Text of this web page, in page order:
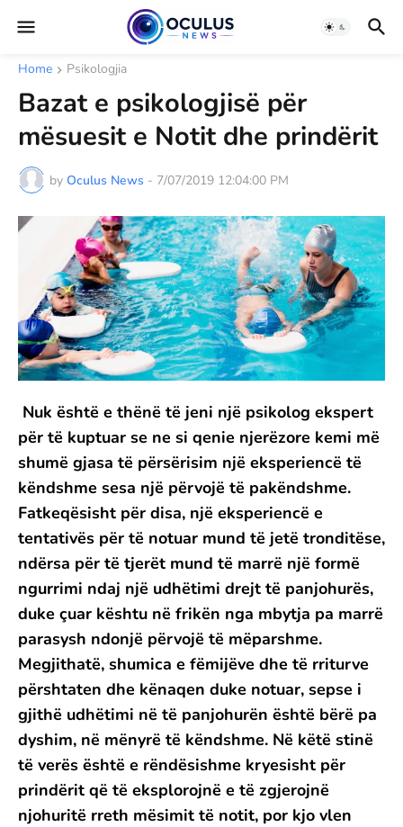
Home Psikologjia
Bazat e psikologjisë për
mësuesit e Notit dhe prindërit
by Oculus News - 7/07/2019 12:04:00 PM
Nuk është e thënë të jeni një psikolog ekspert
për të kuptuar se ne si qenie njerëzore kemi më
shumë gjasa të përsërisim një eksperiencë të
këndshme sesa një përvojë të pakëndshme.
Fatkeqësisht për disa, një eksperiencë e
tentativës për të notuar mund të jetë tronditëse,
ndërsa për të tjerët mund të marrë një formë
ngurrimi ndaj një udhëtimi drejt të panjohurës,
duke çuar kështu në frikën nga mbytja pa marrë
parasysh ndonjë përvojë të mëparshme.
Megjithatë, shumica e fëmijëve dhe të rriturve
përshtaten dhe kënaqen duke notuar, sepse i
gjithë udhëtimi në të panjohurën është bërë pa
dyshim, në mënyrë të këndshme. Në këtë stinë
të verës është e rëndësishme kryesisht për
prindërit që të eksplorojnë e të zgjerojnë
njohuritë rreth mësimit të notit, por kjo vlen